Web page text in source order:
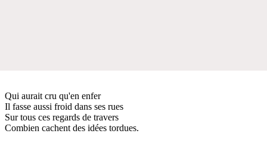
Qui aurait cru qu'en enfer
Il fasse aussi froid dans ses rues
Sur tous ces regards de travers
Combien cachent des idées tordues.